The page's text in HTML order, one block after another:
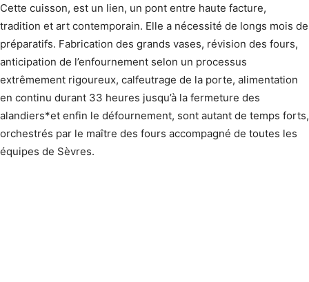
Cette cuisson, est un lien, un pont entre haute facture,
tradition et art contemporain. Elle a nécessité de longs mois de
préparatifs. Fabrication des grands vases, révision des fours,
anticipation de l’enfournement selon un processus
extrêmement rigoureux, calfeutrage de la porte, alimentation
en continu durant 33 heures jusqu’à la fermeture des
alandiers*et enfin le défournement, sont autant de temps forts,
orchestrés par le maître des fours accompagné de toutes les
équipes de Sèvres.